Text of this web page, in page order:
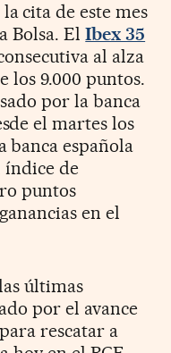
cita de este mes
Bolsa. ElIbex 35
al alza
los 9.000 puntos.
por la banca
el martes los
banca española
índice de
puntos
en el
últimas
por el avance
rescatar a